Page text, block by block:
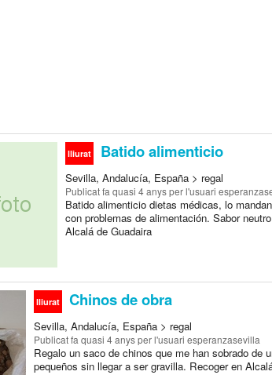
lliurat Batido alimenticio
Sevilla, Andalucía, España > regal
Publicatfa quasi 4 anysper l'usuari
Batido alimenticio dietas médicas, lo
con problemas de alimentación. Sabor
Alcalá de Guadaira
lliurat Chinos de obra
Sevilla, Andalucía, España > regal
Publicatfa quasi 4 anysper l'usuari esperanzasevilla
Regalo un saco de chinos que me han sobrado de
pequeños sin llegar a ser gravilla. Recoger en